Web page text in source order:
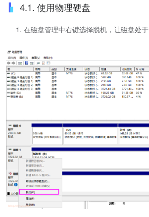
4.1. 使用物理硬盘
在磁盘管理中右键选择脱机，让磁盘处于